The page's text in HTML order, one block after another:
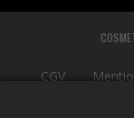
CGV